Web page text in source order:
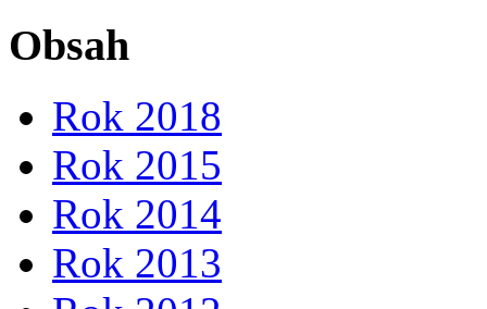
Obsah
Rok 2018
Rok 2015
Rok 2014
Rok 2013